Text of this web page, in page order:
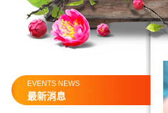
EVENTS NEWS
最新消息